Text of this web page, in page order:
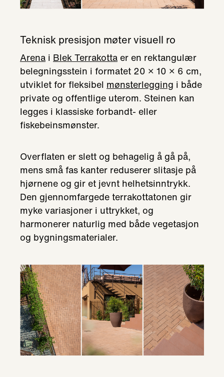
Teknisk presisjon møter visuell ro
Arena i Blek Terrakotta er en rektangulær
belegningsstein i formatet 20 × 10 × 6 cm,
utviklet for fleksibel mønsterlegging i både
private og offentlige uterom. Steinen kan
legges i klassiske forbandt- eller
fiskebeinsmønster.
Overflaten er slett og behagelig å gå på,
mens små fas kanter reduserer slitasje på
hjørnene og gir et jevnt helhetsinntrykk.
Den gjennomfargede terrakottatonen gir
myke variasjoner i uttrykket, og
harmonerer naturlig med både vegetasjon
og bygningsmaterialer.